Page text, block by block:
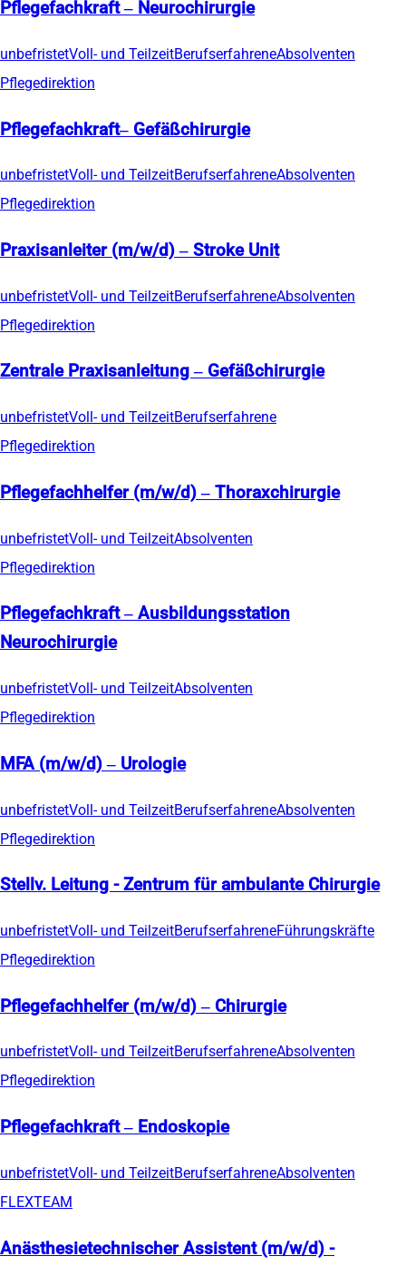
Pflegefachkraft – Neurochirurgie
unbefristetVoll- und TeilzeitBerufserfahreneAbsolventen
Pflegedirektion
Pflegefachkraft– Gefäßchirurgie
unbefristetVoll- und TeilzeitBerufserfahreneAbsolventen
Pflegedirektion
Praxisanleiter (m/w/d) – Stroke Unit
unbefristetVoll- und TeilzeitBerufserfahreneAbsolventen
Pflegedirektion
Zentrale Praxisanleitung – Gefäßchirurgie
unbefristetVoll- und TeilzeitBerufserfahrene
Pflegedirektion
Pflegefachhelfer (m/w/d) – Thoraxchirurgie
unbefristetVoll- und TeilzeitAbsolventen
Pflegedirektion
Pflegefachkraft – Ausbildungsstation
Neurochirurgie
unbefristetVoll- und TeilzeitAbsolventen
Pflegedirektion
MFA (m/w/d) – Urologie
unbefristetVoll- und TeilzeitBerufserfahreneAbsolventen
Pflegedirektion
Stellv. Leitung - Zentrum für ambulante Chirurgie
unbefristetVoll- und TeilzeitBerufserfahreneFührungskräfte
Pflegedirektion
Pflegefachhelfer (m/w/d) – Chirurgie
unbefristetVoll- und TeilzeitBerufserfahreneAbsolventen
Pflegedirektion
Pflegefachkraft – Endoskopie
unbefristetVoll- und TeilzeitBerufserfahreneAbsolventen
FLEXTEAM
Anästhesietechnischer Assistent (m/w/d) -